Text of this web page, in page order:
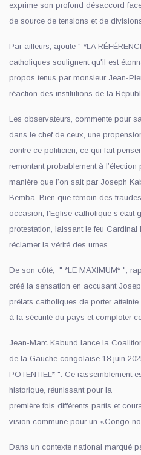
exprime son profond désaccord
de source de tensions et de
Par ailleurs, ajoute " *LA
catholiques soulignent qu'il est
propos tenus par monsieur Jean-
réaction des institutions de la
Les observateurs, commente pour
dans le chef de ceux, une
contre ce politicien, ce qui fait
remontant probablement à
manière que l’on sait par Joseph
Bemba. Bien que témoin des
occasion, l’Eglise catholique s’était
protestation, laissant le feu Cardinal
réclamer la vérité des urnes.
De son côté, " *LE MAXIMUM* ",
créé la sensation en accusant
prélats catholiques de porter atteinte
à la sécurité du pays et comploter
Jean-Marc Kabund lance la
de la Gauche congolaise 18 juin
POTENTIEL* ". Ce rassemblement
historique, réunissant pour la
première fois différents partis et
vision commune pour un «Congo
Dans un contexte national marqué